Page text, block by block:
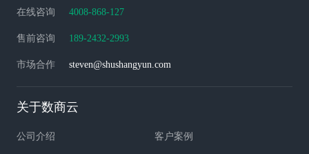
在线咨询 4008-868-127
售前咨询 189-2432-2993
市场合作 steven@shushangyun.com
关于数商云
公司介绍 客户案例